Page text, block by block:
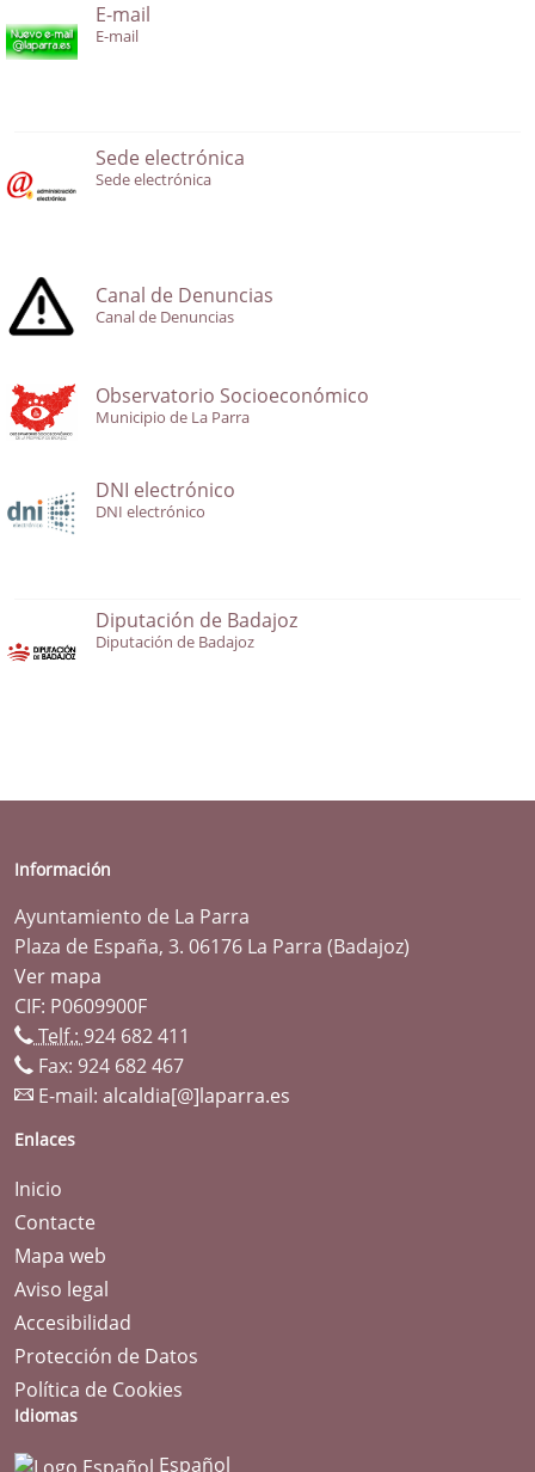
E-mail
E-mail
Sede electrónica
Sede electrónica
Canal de Denuncias
Canal de Denuncias
Observatorio Socioeconómico
Municipio de La Parra
DNI electrónico
DNI electrónico
Diputación de Badajoz
Diputación de Badajoz
Información
Ayuntamiento de La Parra
Plaza de España, 3. 06176 La Parra (Badajoz)
Ver mapa
CIF: P0609900F
Telf.: 924 682 411
Fax: 924 682 467
E-mail: alcaldia[@]laparra.es
Enlaces
Inicio
Contacte
Mapa web
Aviso legal
Accesibilidad
Protección de Datos
Política de Cookies
Idiomas
Español